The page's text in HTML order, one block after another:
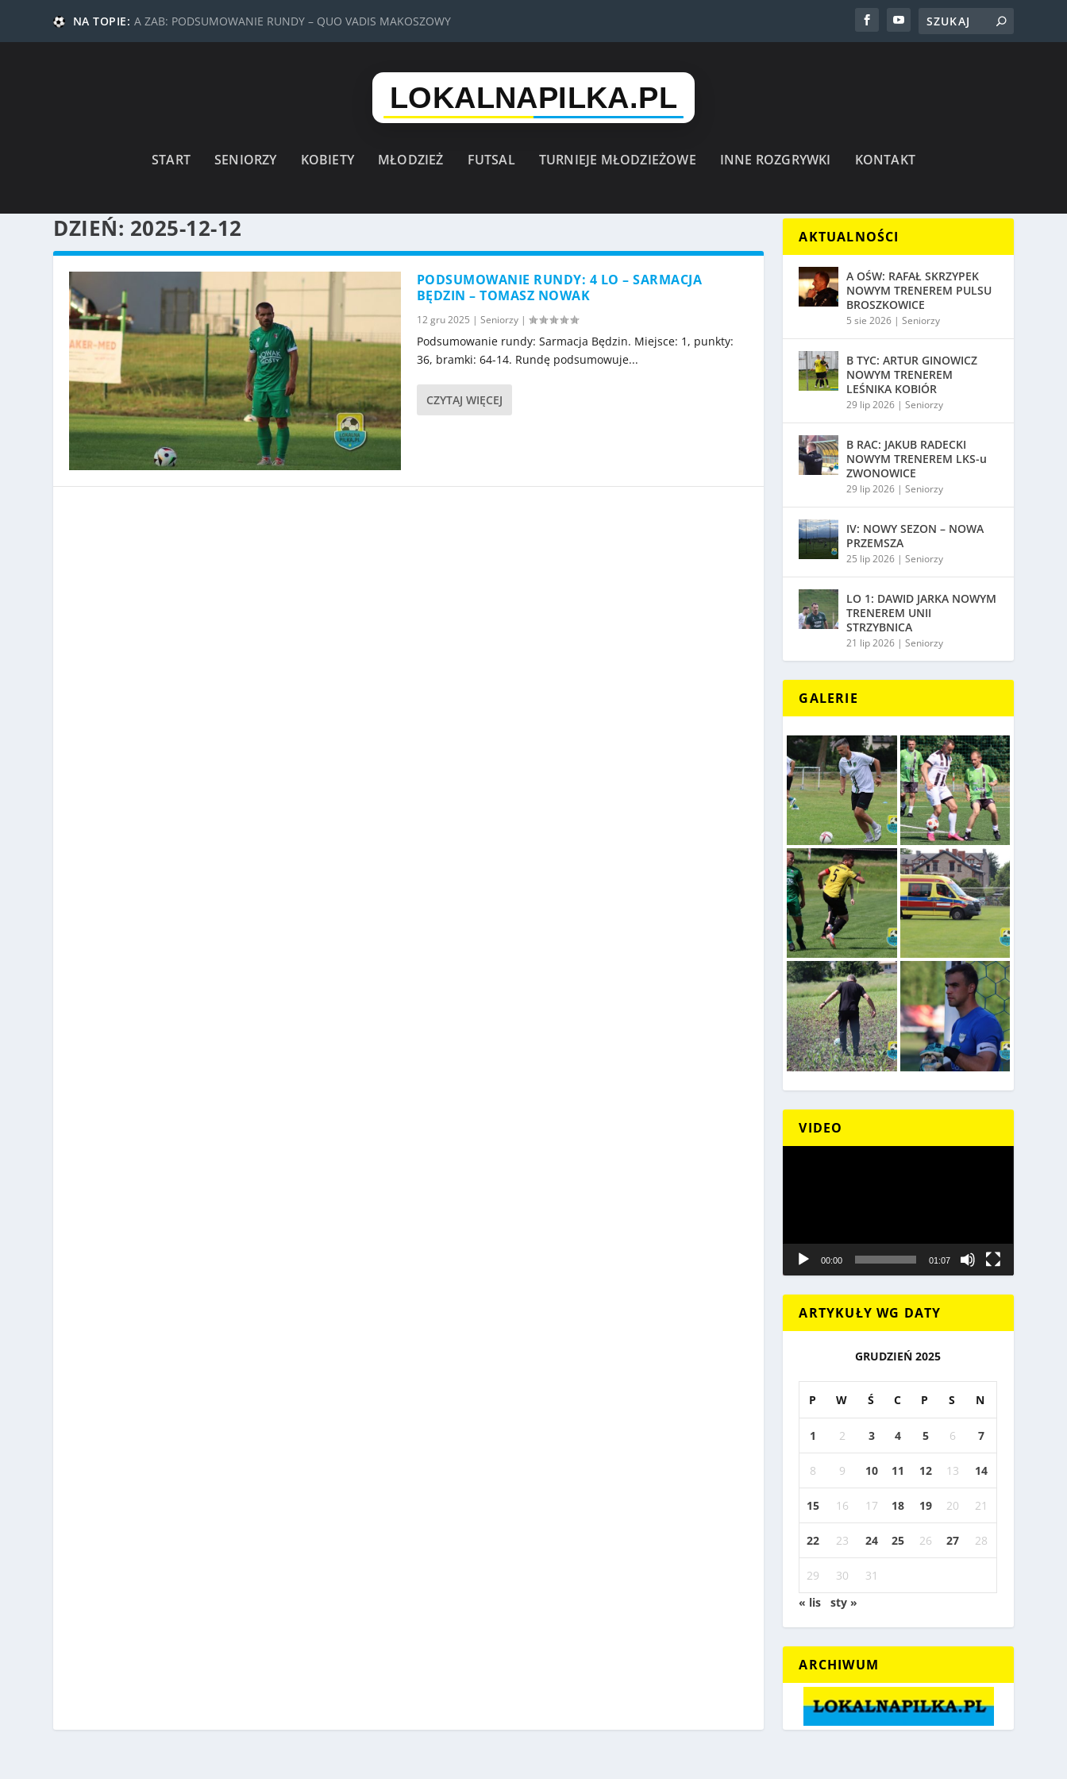
NA TOPIE: A ZAB: PODSUMOWANIE RUNDY – QUO VADIS MAKOSZOWY
START SENIORZY KOBIETY MŁODZIEŻ FUTSAL TURNIEJE MŁODZIEŻOWE INNE ROZGRYWKI KONTAKT
DZIEŃ: 2025-12-12
PODSUMOWANIE RUNDY: 4 LO – SARMACJA
BĘDZIN – TOMASZ NOWAK
12 gru 2025 | Seniorzy|
Podsumowanie rundy: Sarmacja Będzin. Miejsce: 1, punkty:
36, bramki: 64-14. Rundę podsumowuje...
CZYTAJ WIĘCEJ
AKTUALNOŚCI
A OŚW: RAFAŁ SKRZYPEK
NOWYM TRENEREM PULSU
BROSZKOWICE
5 sie 2026 |Seniorzy
B TYC: ARTUR GINOWICZ
NOWYM TRENEREM
LEŚNIKA KOBIÓR
29 lip 2026 |Seniorzy
B RAC: JAKUB RADECKI
NOWYM TRENEREM LKS-u
ZWONOWICE
29 lip 2026 |Seniorzy
IV: NOWY SEZON – NOWA
PRZEMSZA
25 lip 2026 |Seniorzy
LO 1: DAWID JARKA NOWYM
TRENEREM UNII
STRZYBNICA
21 lip 2026 |Seniorzy
GALERIE
VIDEO
00:00 01:07
ARTYKUŁY WG DATY
GRUDZIEŃ 2025
P W Ś C P S N
1 2 3 4 5 6 7
8 9 10 11 12 13 14
15 16 17 18 19 20 21
22 23 24 25 26 27 28
29 30
31
« lis
sty »
ARCHIWUM